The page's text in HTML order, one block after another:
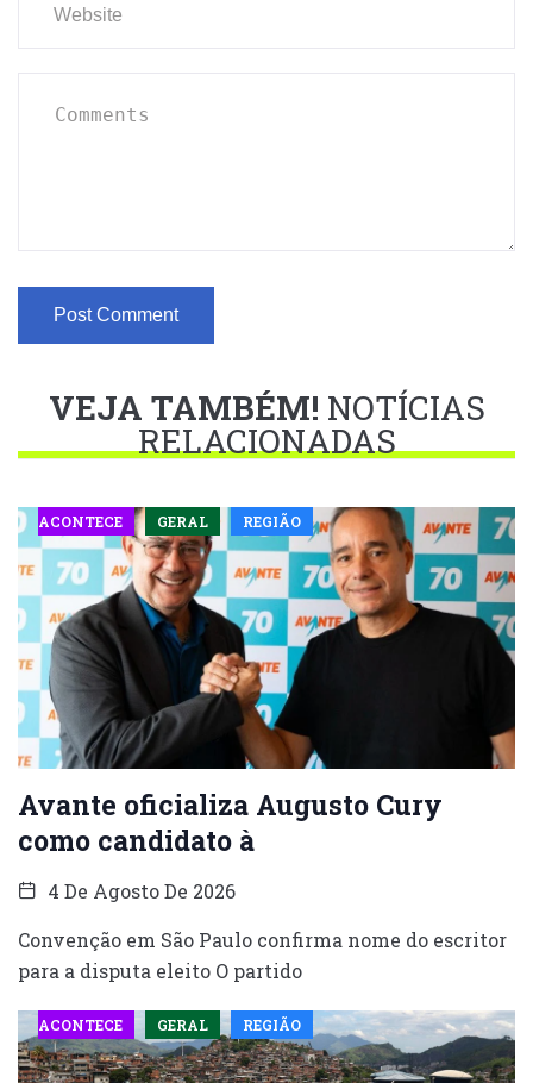
VEJA TAMBÉM! NOTÍCIAS
RELACIONADAS
ACONTECE GERAL REGIÃO
Avante oficializa Augusto Cury
como candidato à
4 De Agosto De 2026
Convenção em São Paulo confirma nome do escritor
para a disputa eleito O partido
ACONTECE GERAL REGIÃO